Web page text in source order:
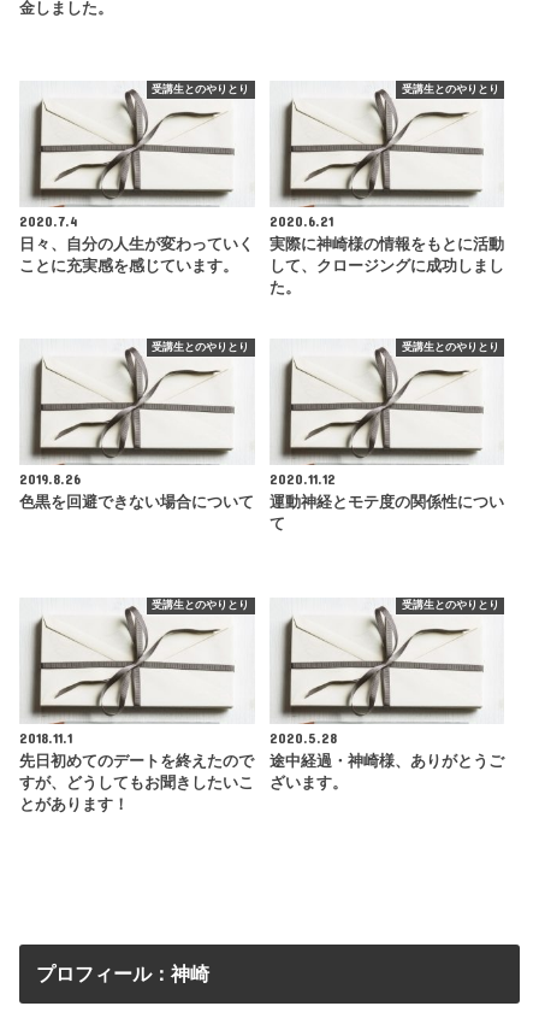
金しました。
受講生とのやりとり
2020.7.4
日々、自分の人生が変わっていく
ことに充実感を感じています。
受講生とのやりとり
2020.6.21
実際に神崎様の情報をもとに活動
して、クロージングに成功しまし
た。
受講生とのやりとり
2019.8.26
色黒を回避できない場合について
受講生とのやりとり
2020.11.12
運動神経とモテ度の関係性につい
て
受講生とのやりとり
2018.11.1
先日初めてのデートを終えたので
すが、どうしてもお聞きしたいこ
とがあります！
受講生とのやりとり
2020.5.28
途中経過・神崎様、ありがとうご
ざいます。
プロフィール：神崎